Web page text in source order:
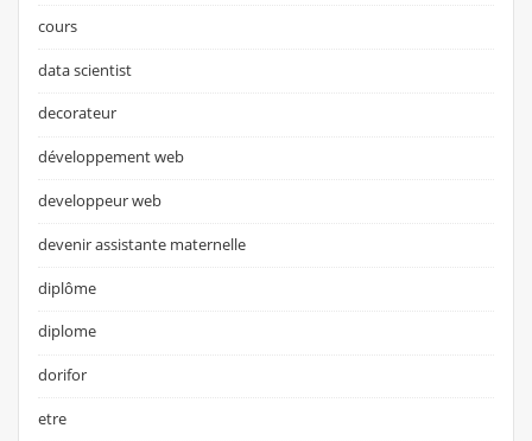
cours
data scientist
decorateur
développement web
developpeur web
devenir assistante maternelle
diplôme
diplome
dorifor
etre